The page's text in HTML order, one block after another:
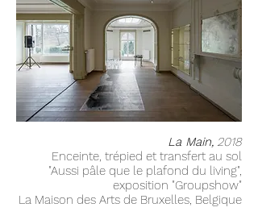
La Main, 2018
Enceinte, trépied et transfert au sol
"Aussi pâle que le plafond du living",
exposition "Groupshow"
La Maison des Arts de Bruxelles, Belgique